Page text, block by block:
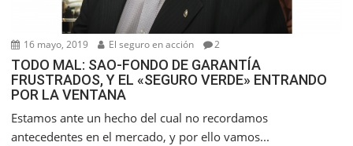
16 mayo, 2019 El seguro en acción 2
TODO MAL: SAO-FONDO DE GARANTÍA
FRUSTRADOS, Y EL «SEGURO VERDE» ENTRANDO
POR LA VENTANA
Estamos ante un hecho del cual no recordamos
antecedentes en el mercado, y por ello vamos...